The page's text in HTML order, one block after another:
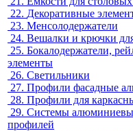
22. Декоративные
23. Менсолодержатели
24. Вешалки и крючки
25. Бокалодержатели,
элементы
26. Светильники
27. Профили фасадные
28. Профили для
29. Системы
профилей